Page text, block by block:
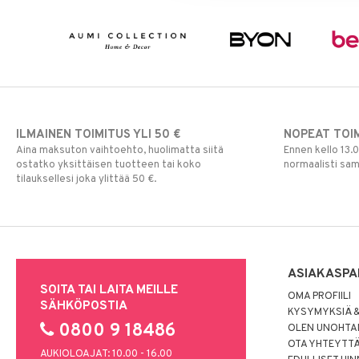
ILMAINEN TOIMITUS YLI 50 €
Aina maksuton vaihtoehto, huolimatta siitä
ostatko yksittäisen tuotteen tai koko
tilauksellesi joka ylittää 50 €.
NOPEAT
Ennen kello
normaalisti
SOITA TAI LAITA MEILLE
SÄHKÖPOSTIA
0800 9 18486
AUKIOLOAJAT: 10.00 - 16.00
OMA PROFIILI
KYSYMYKSIÄ
OLEN
OTA